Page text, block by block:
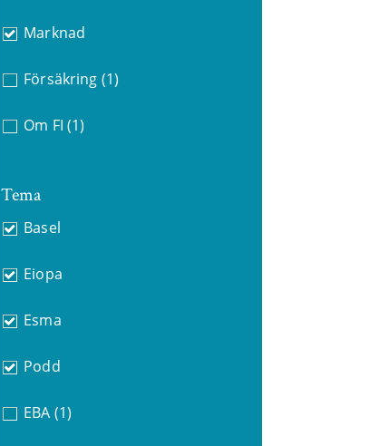
Marknad
Försäkring (1)
Om FI (1)
Tema
Basel
Eiopa
Esma
Podd
EBA (1)